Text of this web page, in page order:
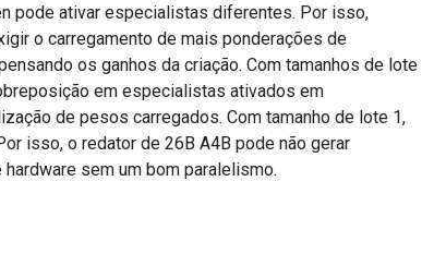
pode ativar especialistas diferentes. Por isso,
o carregamento de mais ponderações de
os ganhos da criação. Com tamanhos de lote
em especialistas ativados em
de pesos carregados. Com tamanho de lote 1,
isso, o redator de 26B A4B pode não gerar
sem um bom paralelismo.